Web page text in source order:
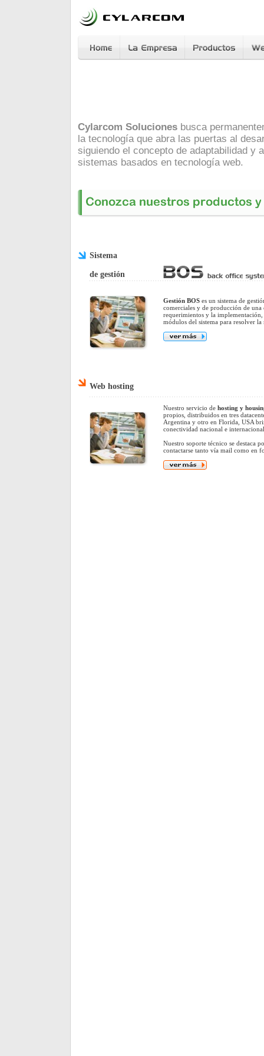
Cylarcom Solucionesbusca
la tecnología que abra las puertas al
siguiendo el concepto de adaptabilidad y
sistemas basados en tecnología web.
Sistema
de gestión
Gestión BOSes un sistema de
comerciales y de producción de una
requerimientos y la implementación,
módulos del sistema para resolver la
Web hosting
Nuestro servicio de hosting y
propios, distribuidos en tres
Argentina y otro en Florida, USA
conectividad nacional e
Nuestro soporte técnico se destaca
contactarse tanto vía mail como en